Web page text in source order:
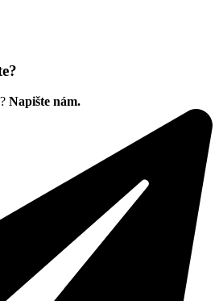
Napište nám.